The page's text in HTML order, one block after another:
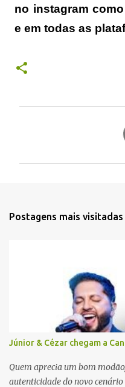
no instagram
e em todas as
Postagens mais visitadas
Júnior & Cézar chegam a
Quem aprecia um bom
autenticidade do novo